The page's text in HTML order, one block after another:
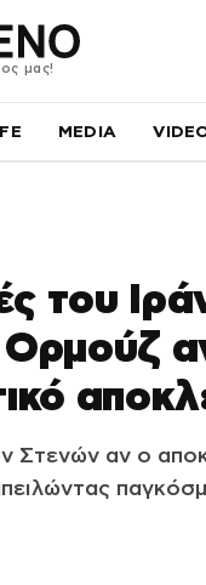
μας!
MEDIA
του
Ορμούζ
Στενών αν ο